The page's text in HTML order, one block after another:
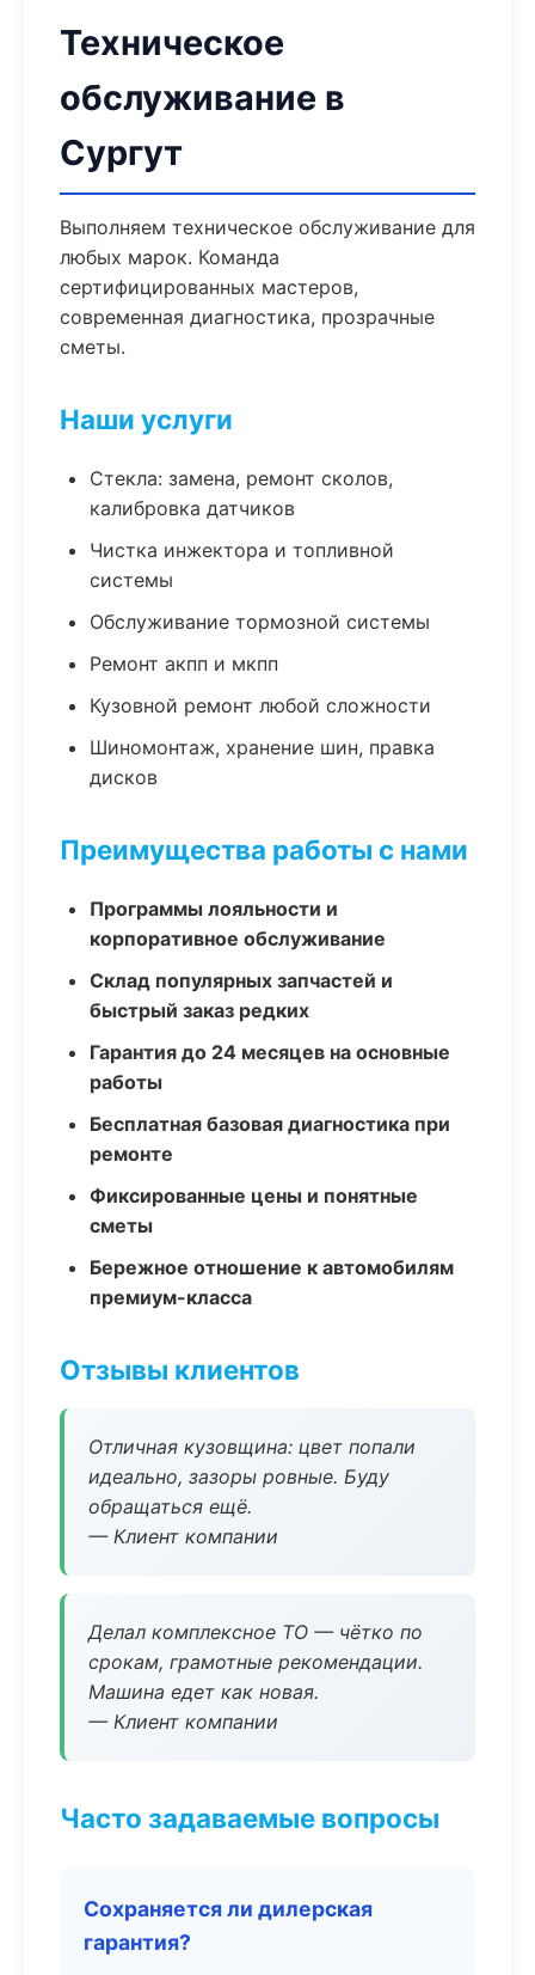
Техническое
обслуживание в
Сургут
Выполняем техническое обслуживание для
любых марок. Команда
сертифицированных мастеров,
современная диагностика, прозрачные
сметы.
Наши услуги
Стекла: замена, ремонт сколов,
калибровка датчиков
Чистка инжектора и топливной
системы
Обслуживание тормозной системы
Ремонт акпп и мкпп
Кузовной ремонт любой сложности
Шиномонтаж, хранение шин, правка
дисков
Преимущества работы с нами
Программы лояльности и
корпоративное обслуживание
Склад популярных запчастей и
быстрый заказ редких
Гарантия до 24 месяцев на основные
работы
Бесплатная базовая диагностика при
ремонте
Фиксированные цены и понятные
сметы
Бережное отношение к автомобилям
премиум-класса
Отзывы клиентов
Отличная кузовщина: цвет попали
идеально, зазоры ровные. Буду
обращаться ещё.
— Клиент компании
Делал комплексное ТО — чётко по
срокам, грамотные рекомендации.
Машина едет как новая.
— Клиент компании
Часто задаваемые вопросы
Сохраняется ли дилерская
гарантия?